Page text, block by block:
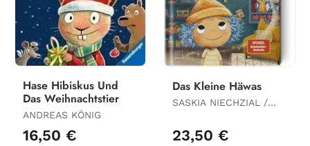
Hase Hibiskus Und
Das Weihnachtstier
ANDREAS KÖNIG
16,50 €
Das Kleine Häwas
SASKIA NIECHZIAL /
23,50 €